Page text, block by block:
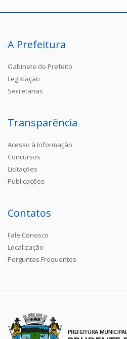
A Prefeitura
Gabinete do Prefeito
Legislação
Secretarias
Transparência
Acesso à Informação
Concursos
Licitações
Publicações
Contatos
Fale Conosco
Localização
Perguntas Frequentes